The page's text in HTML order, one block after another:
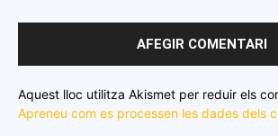
Aquest lloc utilitza Akismet per reduir els
Apreneu com es processen les dades dels